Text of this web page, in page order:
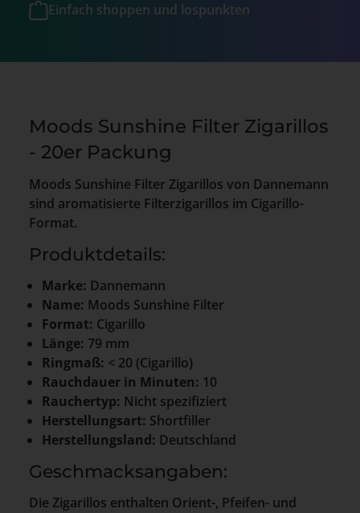
Einfach shoppen und lospunkten
Moods Sunshine Filter Zigarillos
- 20er Packung
Moods Sunshine Filter Zigarillos von Dannemann
sind aromatisierte Filterzigarillos im Cigarillo-
Format.
Produktdetails:
Marke: Dannemann
Name: Moods Sunshine Filter
Format: Cigarillo
Länge: 79 mm
Ringmaß: < 20 (Cigarillo)
Rauchdauer in Minuten: 10
Rauchertyp: Nicht spezifiziert
Herstellungsart: Shortfiller
Herstellungsland: Deutschland
Geschmacksangaben:
Die Zigarillos enthalten Orient-, Pfeifen- und